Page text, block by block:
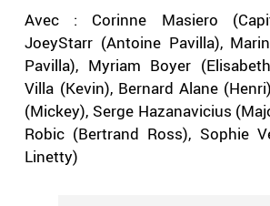
Avec : Corinne Masiero
JoeyStarr (Antoine Pavilla),
Pavilla), Myriam Boyer
Villa (Kevin), Bernard Alane
(Mickey), Serge Hazanavicius
Robic (Bertrand Ross), Sophie
Linetty)